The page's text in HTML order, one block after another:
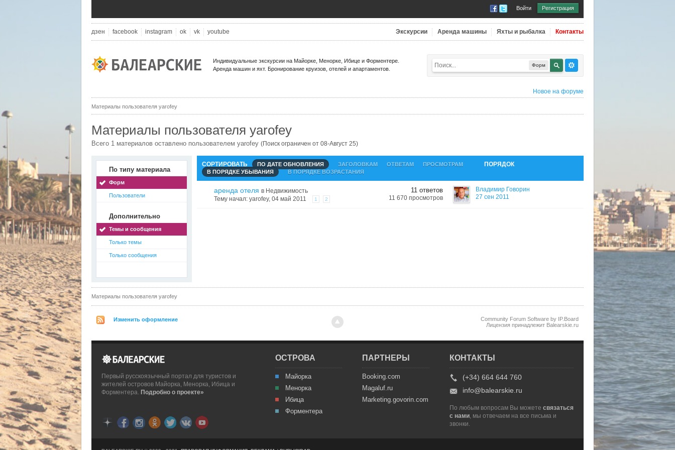
Войти Регистрация
дзен facebook instagram ok vk youtube Экскурсии Аренда машины Яхты и рыбалка Контакты
Индивидуальные экскурсии на Майорке, Менорке, Ибице и Форментере.
Аренда машин и яхт. Бронирование круизов, отелей и апартаментов.
Форм
Новое на форуме
Материалы пользователя yarofey
Материалы пользователя yarofey
Всего 1 материалов оставлено пользователем yarofey (Поиск ограничен от 08-Август 25)
По типу материала
Форм
Пользователи
Дополнительно
Темы и сообщения
Только темы
Только сообщения
СОРТИРОВАТЬ ПО ДАТЕ ОБНОВЛЕНИЯ ЗАГОЛОВКАМ ОТВЕТАМ ПРОСМОТРАМ ПОРЯДОК
В ПОРЯДКЕ УБЫВАНИЯ В ПОРЯДКЕ ВОЗРАСТАНИЯ
аренда отеля в Недвижимость
Тему начал: yarofey, 04 май 2011 1 2
11 ответов
11 670 просмотров
Владимир Говорин
27 сен 2011
Материалы пользователя yarofey
Изменить оформление
Community Forum Software by IP.Board
Лицензия принадлежит Balearskie.ru
Первый русскоязычный портал для туристов и
жителей островов Майорка, Менорка, Ибица и
Форментера. Подробно о проекте»
ОСТРОВА
Майорка
Менорка
Ибица
Форментера
ПАРТНЕРЫ
Booking.com
Magaluf.ru
Marketing.govorin.com
КОНТАКТЫ
(+34) 664 644 760
info@balearskie.ru
По любым вопросам Вы можете связаться
с нами , мы отвечаем на все письма и
звонки.